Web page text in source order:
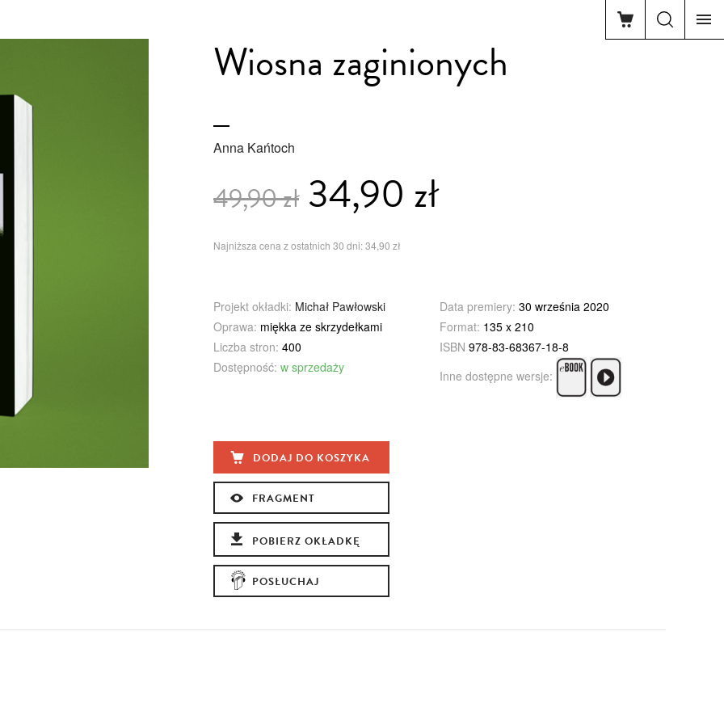
Wiosna zaginionych
Anna Kańtoch
49,90 zł34,90 zł
Najniższa cena z ostatnich 30 dni: 34,90 zł
Projekt okładki: Michał Pawłowski Data premiery: 30 września 2020
Oprawa: miękka ze skrzydełkami Format: 135 x 210
Liczba stron: 400 ISBN 978-83-68367-18-8
Dostępność: w sprzedaży
Inne dostępne wersje:
DODAJ DO KOSZYKA
FRAGMENT
POBIERZ OKŁADKĘ
POSŁUCHAJ